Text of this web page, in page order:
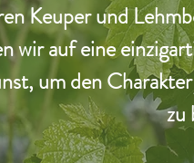
Keuper und
wir auf eine
um den
zu
es nicht nur